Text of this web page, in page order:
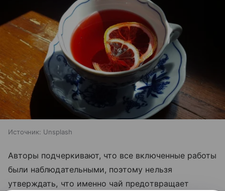
Источник: Unsplash
Авторы подчеркивают, что все включенные работы
были наблюдательными, поэтому нельзя
утверждать, что именно чай предотвращает